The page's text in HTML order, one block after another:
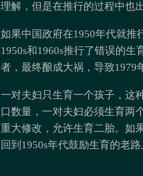
理解，但是在推行的过程中也
如果中国政府在1950年代就推
1950s和1960s推行了错误的
者，最终酿成大祸，导致1979
一对夫妇只生育一个孩子，这
口数量，一对夫妇必须生育两
重大修改，允许生育二胎。如
回到1950s年代鼓励生育的老